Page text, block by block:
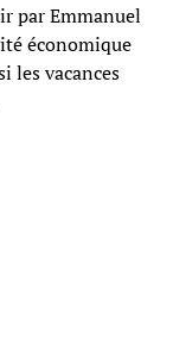
par Emmanuel
économique
les vacances